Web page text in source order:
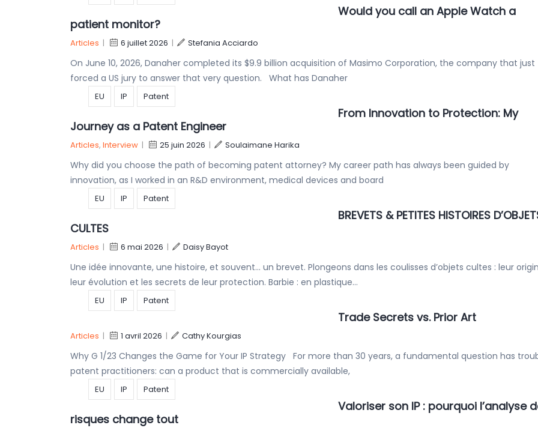
Would you call an Apple Watch a
patient monitor?
Articles | 6 juillet 2026 | Stefania Acciardo
On June 10, 2026, Danaher completed its $9.9 billion acquisition of Masimo Corporation, the company that just
forced a US jury to answer that very question. What has Danaher
EU IP Patent
From Innovation to Protection: My
Journey as a Patent Engineer
Articles, Interview | 25 juin 2026 | Soulaimane Harika
Why did you choose the path of becoming patent attorney? My career path has always been guided by
innovation, as I worked in an R&D environment, medical devices and board
EU IP Patent
BREVETS & PETITES HISTOIRES
CULTES
Articles | 6 mai 2026 | Daisy Bayot
Une idée innovante, une histoire, et souvent… un brevet. Plongeons dans les coulisses d’objets cultes : leur
leur évolution et les secrets de leur protection. Barbie : en plastique…
EU IP Patent
Trade Secrets vs. Prior Art
Articles | 1 avril 2026 | Cathy Kourgias
Why G 1/23 Changes the Game for Your IP Strategy For more than 30 years, a fundamental question has
patent practitioners: can a product that is commercially available,
EU IP Patent
Valoriser son IP : pourquoi l’analyse
risques change tout